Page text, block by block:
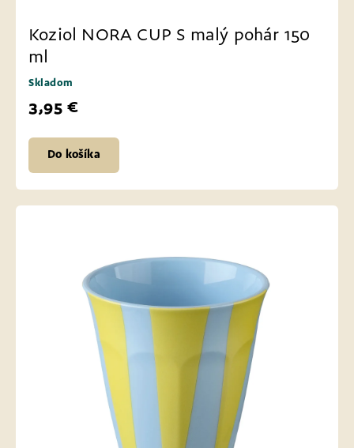
Koziol NORA CUP S malý pohár 150
ml
Skladom
3,95 €
Do košíka